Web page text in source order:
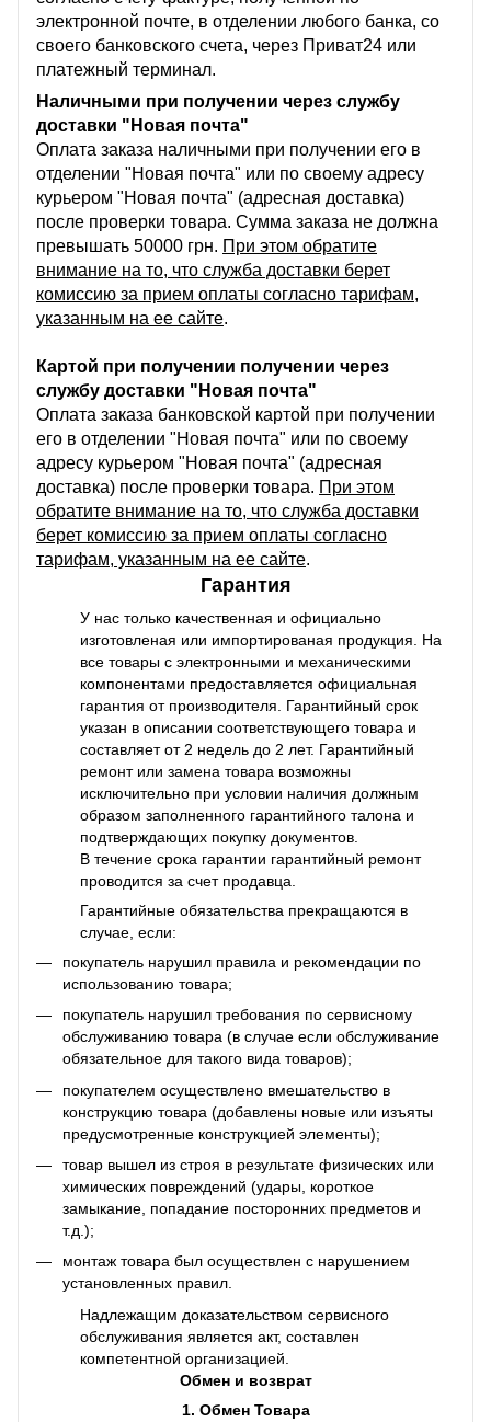
электронной почте, в отделении любого банка, со
своего банковского счета, через Приват24 или
платежный терминал.
Наличными при получении через службу
доставки "Новая почта"
Оплата заказа наличными при получении его в
отделении "Новая почта" или по своему адресу
курьером "Новая почта" (адресная доставка)
после проверки товара. Сумма заказа не должна
превышать 50000 грн. При этом обратите
внимание на то, что служба доставки берет
комиссию за прием оплаты согласно тарифам,
указанным на ее сайте.
Картой при получении получении через
службу доставки "Новая почта"
Оплата заказа банковской картой при получении
его в отделении "Новая почта" или по своему
адресу курьером "Новая почта" (адресная
доставка) после проверки товара. При этом
обратите внимание на то, что служба доставки
берет комиссию за прием оплаты согласно
тарифам, указанным на ее сайте.
Гарантия
У нас только качественная и официально
изготовленая или импортированая продукция. На
все товары с электронными и механическими
компонентами предоставляется официальная
гарантия от производителя. Гарантийный срок
указан в описании соответствующего товара и
составляет от 2 недель до 2 лет. Гарантийный
ремонт или замена товара возможны
исключительно при условии наличия должным
образом заполненного гарантийного талона и
подтверждающих покупку документов.
В течение срока гарантии гарантийный ремонт
проводится за счет продавца.
Гарантийные обязательства прекращаются в
случае, если:
покупатель нарушил правила и рекомендации по
использованию товара;
покупатель нарушил требования по сервисному
обслуживанию товара (в случае если обслуживание
обязательное для такого вида товаров);
покупателем осуществлено вмешательство в
конструкцию товара (добавлены новые или изъяты
предусмотренные конструкцией элементы);
товар вышел из строя в результате физических или
химических повреждений (удары, короткое
замыкание, попадание посторонних предметов и
т.д.);
монтаж товара был осуществлен с нарушением
установленных правил.
Надлежащим доказательством сервисного
обслуживания является акт, составлен
компетентной организацией.
Обмен и возврат
1. Обмен Товара